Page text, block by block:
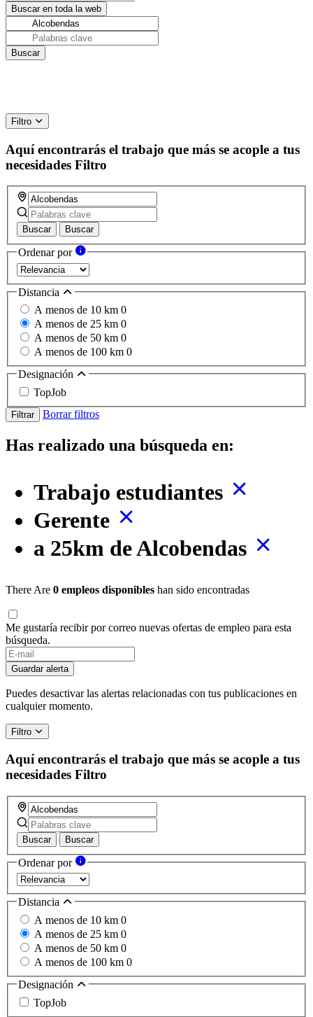
Filtro
Aquí encontrarás el trabajo que más se acople a tus
necesidades Filtro
Buscar Buscar
Ordenar por
Distancia
A menos de 10 km 0
A menos de 25 km 0
A menos de 50 km 0
A menos de 100 km 0
Designación
TopJob
Filtrar Borrar filtros
Has realizado una búsqueda en:
Trabajo estudiantes
Gerente
a 25km de Alcobendas
There Are 0 empleos disponibles han sido encontradas
Me gustaría recibir por correo nuevas ofertas de empleo para esta
búsqueda.
Guardar alerta
Puedes desactivar las alertas relacionadas con tus publicaciones en
cualquier momento.
Filtro
Aquí encontrarás el trabajo que más se acople a tus
necesidades Filtro
Buscar Buscar
Ordenar por
Distancia
A menos de 10 km 0
A menos de 25 km 0
A menos de 50 km 0
A menos de 100 km 0
Designación
TopJob